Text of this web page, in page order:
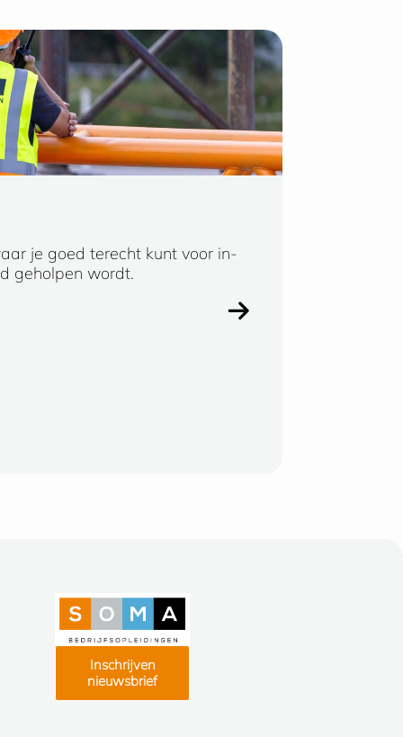
je goed terecht kunt voor in-
geholpen wordt.
Inschrijven
nieuwsbrief